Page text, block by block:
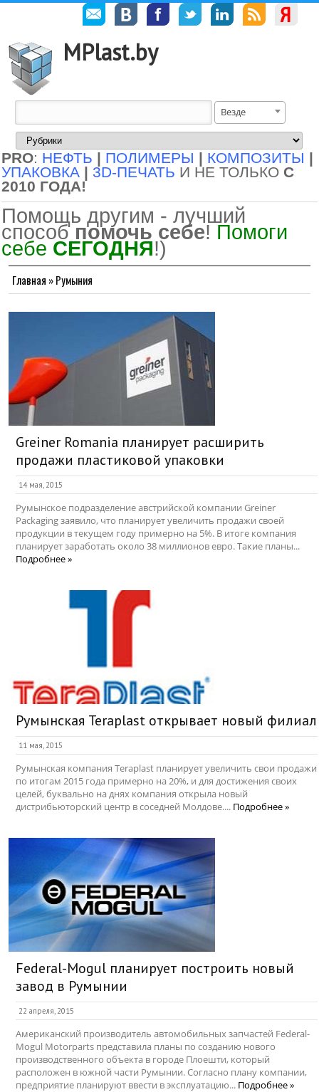
MPlast.by
Везде
PRO: НЕФТЬ | ПОЛИМЕРЫ | КОМПОЗИТЫ |
УПАКОВКА | 3D-ПЕЧАТЬ И НЕ ТОЛЬКО С
2010 ГОДА!
Помощь другим - лучший
способ помочь себе! Помоги
себе СЕГОДНЯ!)
Главная »Румыния
Greiner Romania планирует расширить
продажи пластиковой упаковки
14 мая, 2015
Румынское подразделение австрийской компании Greiner
Packaging заявило, что планирует увеличить продажи своей
продукции в текущем году примерно на 5%. В итоге компания
планирует заработать около 38 миллионов евро. Такие планы...
Подробнее »
Румынская Teraplast открывает новый филиал
11 мая, 2015
Румынская компания Teraplast планирует увеличить свои продажи
по итогам 2015 года примерно на 20%, и для достижения своих
целей, буквально на днях компания открыла новый
дистрибьюторский центр в соседней Молдове.... Подробнее »
Federal-Mogul планирует построить новый
завод в Румынии
22 апреля, 2015
Американский производитель автомобильных запчастей Federal-
Mogul Motorparts представила планы по созданию нового
производственного объекта в городе Плоешти, который
расположен в южной части Румынии. Согласно плану компании,
предприятие планируют ввести в эксплуатацию... Подробнее »